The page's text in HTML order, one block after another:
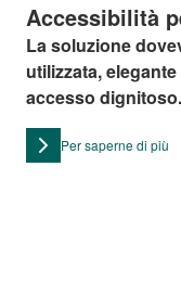
Accessibilità
di Chanel a
La soluzione
utilizzata,
accesso dignitoso.
Per saperne di più